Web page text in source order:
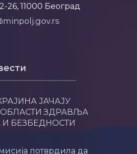
11000 Београд
ЈАЧАЈУ
ЗДРАВЉА
БЕЗБЕДНОСТИ
потврдила да